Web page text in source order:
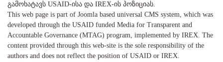
გამოხატავს USAID-ისა და IREX-ის პოზიციას.
This web page is part of Joomla based universal CMS system, which was
developed through the USAID funded Media for Transparent and
Accountable Governance (MTAG) program, implemented by IREX. The
content provided through this web-site is the sole responsibility of the
authors and does not reflect the position of USAID or IREX.